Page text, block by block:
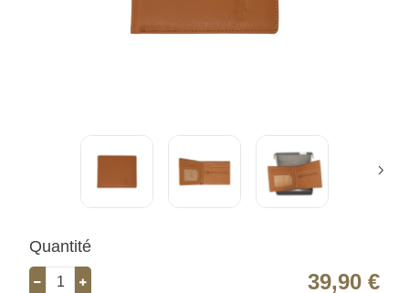
Quantité
39,90 €